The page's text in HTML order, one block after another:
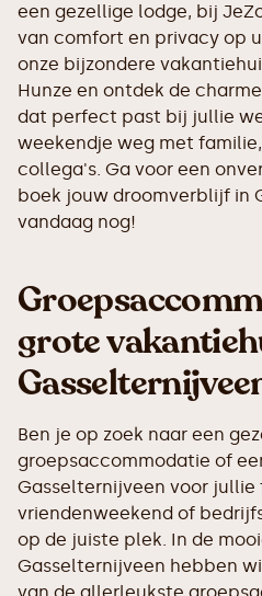
een gezellige lodge, bij
van comfort en privacy op
onze bijzondere
Hunze en ontdek de
dat perfect past bij jullie
weekendje weg met
collega's. Ga voor een
boek jouw droomverblijf in
vandaag nog!
grote
Ben je op zoek naar een
groepsaccommodatie of
Gasselternijveen voor jullie
vriendenweekend of
op de juiste plek. In de
Gasselternijveen hebben